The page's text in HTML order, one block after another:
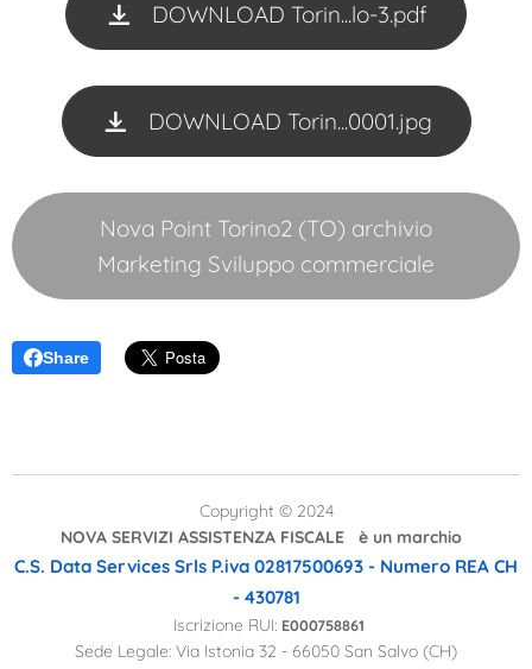
DOWNLOAD Torin...lo-3.pdf
DOWNLOAD Torin...0001.jpg
Nova Point Torino2 (TO) archivio
Marketing Sviluppo commerciale
Share
Copyright © 2024
NOVA SERVIZI ASSISTENZA FISCALE è un marchio
C.S. Data Services Srls P.iva 02817500693 - Numero REA CH
- 430781
Iscrizione RUI: E000758861
Sede Legale: Via Istonia 32 - 66050 San Salvo (CH)